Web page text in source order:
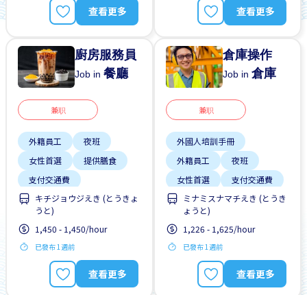
查看更多 查看更多
廚房服務員
Job in餐廳
兼职
外籍員工
夜班
女性首選
提供膳食
支付交通費
有機會被錄取全職工作
男性首選
靠近車站
キチジョウジえき (とうきょ
うと)
1,450 - 1,450/hour
已發布 1週前
查看更多
倉庫操作
Job in倉庫
兼职
外國人培訓手冊
外籍員工
夜班
女性首選
支付交通費
早班
晉陞
有機會被錄取全職工作
每週2-3天
ミナミスナマチえき (とうき
ょうと)
1,226 - 1,625/hour
已發布 1週前
查看更多